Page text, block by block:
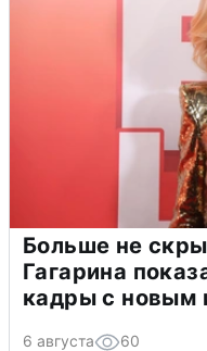
Больше не
Гагарина
кадры с новым
6 августа 60